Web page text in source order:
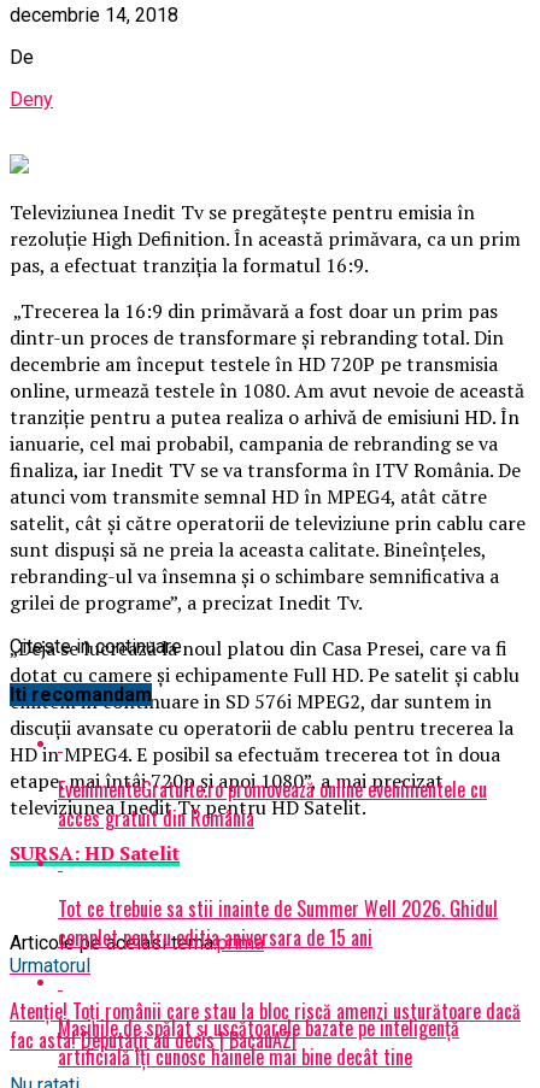
decembrie 14, 2018
De
Deny
Televiziunea Inedit Tv se pregăteşte pentru emisia în
rezoluţie High Definition. În această primăvara, ca un prim
pas, a efectuat tranziţia la formatul 16:9.
„Trecerea la 16:9 din primăvară a fost doar un prim pas
dintr-un proces de transformare şi rebranding total. Din
decembrie am început testele în HD 720P pe transmisia
online, urmează testele în 1080. Am avut nevoie de această
tranziţie pentru a putea realiza o arhivă de emisiuni HD.În
ianuarie, cel mai probabil, campania de rebranding se va
finaliza, iar Inedit TV se va transforma în ITV România. De
atunci vom transmite semnal HD în MPEG4, atât către
satelit, cât şi către operatorii de televiziune prin cablu care
sunt dispuşi să ne preia la aceasta calitate. Bineînţeles,
rebranding-ul va însemna şi o schimbare semnificativa a
grilei de programe”, a precizat Inedit Tv.
„Deja se lucrează la noul platou din Casa Presei, care va fi
dotat cu camere şi echipamente Full HD. Pe satelit şi cablu
emitem in continuare in SD 576i MPEG2, dar suntem in
discuţii avansate cu operatorii de cablu pentru trecerea la
HD in MPEG4. E posibil sa efectuăm trecerea tot în doua
etape, mai întâi 720p şi apoi 1080”, a mai precizat
televiziunea Inedit Tv pentru HD Satelit.
SURSA: HD Satelit
Articole pe aceiasi tema:prima
Urmatorul
Atenție! Toți românii care stau la bloc riscă amenzi usturătoare dacă
fac asta! Deputații au decis | BacauAZI
Citeste in continuare
Iti recomandam
EvenimenteGratuite.ro promovează online evenimentele cu
acces gratuit din România
Tot ce trebuie sa stii inainte de Summer Well 2026. Ghidul
complet pentru editia aniversara de 15 ani
Mașinile de spălat și uscătoarele bazate pe inteligență
artificială îți cunosc hainele mai bine decât tine